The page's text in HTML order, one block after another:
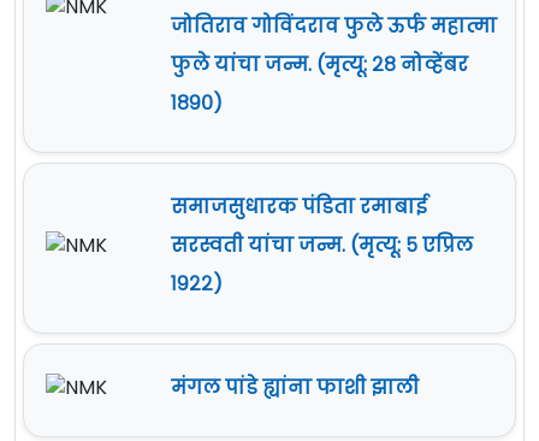
जोतिराव गोविंदराव फुले ऊर्फ महात्मा
फुले यांचा जन्म. (मृत्यू: २८ नोव्हेंबर
१८९०)
समाजसुधारक पंडिता रमाबाई
सरस्वती यांचा जन्म. (मृत्यू: ५ एप्रिल
१९२२)
मंगल पांडे ह्यांना फाशी झाली